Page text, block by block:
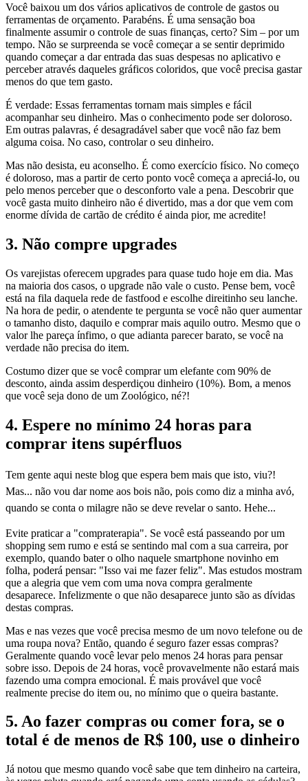
Você baixou um dos vários aplicativos de controle de gastos ou
ferramentas de orçamento. Parabéns. É uma sensação boa
finalmente assumir o controle de suas finanças, certo? Sim – por um
tempo. Não se surpreenda se você começar a se sentir deprimido
quando começar a dar entrada das suas despesas no aplicativo e
perceber através daqueles gráficos coloridos, que você precisa gastar
menos do que tem gasto.
É verdade: Essas ferramentas tornam mais simples e fácil
acompanhar seu dinheiro. Mas o conhecimento pode ser doloroso.
Em outras palavras, é desagradável saber que você não faz bem
alguma coisa. No caso, controlar o seu dinheiro.
Mas não desista, eu aconselho. É como exercício físico. No começo
é doloroso, mas a partir de certo ponto você começa a apreciá-lo, ou
pelo menos perceber que o desconforto vale a pena. Descobrir que
você gasta muito dinheiro não é divertido, mas a dor que vem com
enorme dívida de cartão de crédito é ainda pior, me acredite!
3. Não compre upgrades
Os varejistas oferecem upgrades para quase tudo hoje em dia. Mas
na maioria dos casos, o upgrade não vale o custo. Pense bem, você
está na fila daquela rede de fastfood e escolhe direitinho seu lanche.
Na hora de pedir, o atendente te pergunta se você não quer aumentar
o tamanho disto, daquilo e comprar mais aquilo outro. Mesmo que o
valor lhe pareça ínfimo, o que adianta parecer barato, se você na
verdade não precisa do item.
Costumo dizer que se você comprar um elefante com 90% de
desconto, ainda assim desperdiçou dinheiro (10%). Bom, a menos
que você seja dono de um Zoológico, né?!
4. Espere no mínimo 24 horas para
comprar itens supérfluos
Tem gente aqui neste blog que espera bem mais que isto, viu?!
Mas... não vou dar nome aos bois não, pois como diz a minha avó,
quando se conta o milagre não se deve revelar o santo. Hehe...
Evite praticar a "compraterapia". Se você está passeando por um
shopping sem rumo e está se sentindo mal com a sua carreira, por
exemplo, quando bater o olho naquele smartphone novinho em
folha, poderá pensar: "Isso vai me fazer feliz". Mas estudos mostram
que a alegria que vem com uma nova compra geralmente
desaparece. Infelizmente o que não desaparece junto são as dívidas
destas compras.
Mas e nas vezes que você precisa mesmo de um novo telefone ou de
uma roupa nova? Então, quando é seguro fazer essas compras?
Geralmente quando você levar pelo menos 24 horas para pensar
sobre isso. Depois de 24 horas, você provavelmente não estará mais
fazendo uma compra emocional. É mais provável que você
realmente precise do item ou, no mínimo que o queira bastante.
5. Ao fazer compras ou comer fora, se o
total é de menos de R$ 100, use o dinheiro
Já notou que mesmo quando você sabe que tem dinheiro na carteira,